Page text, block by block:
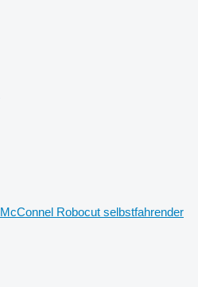
McConnel Robocut selbstfahrender